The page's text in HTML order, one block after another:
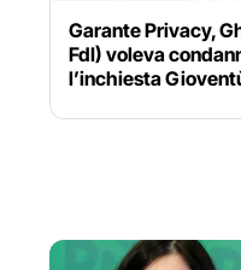
Garante Privacy,
FdI) voleva
l’inchiesta